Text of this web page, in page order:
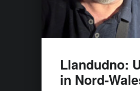
Llandudno:
in Nord-